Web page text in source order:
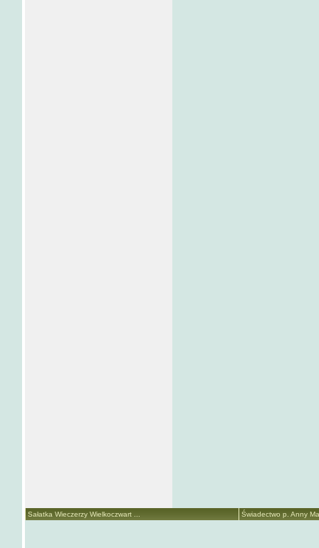
Sałatka Wieczerzy Wielkoczwart ... Świadectwo p. Anny